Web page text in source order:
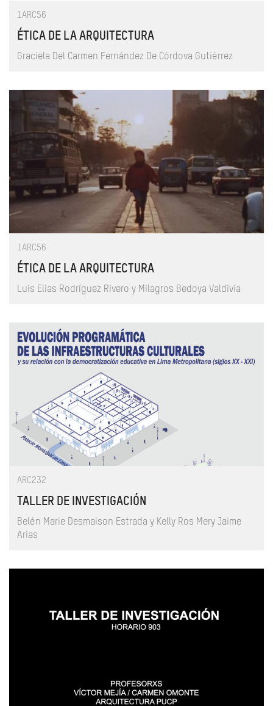
1ARC56
ÉTICA DE LA ARQUITECTURA
Graciela Del Carmen Fernández De Córdova Gutiérrez
1ARC56
ÉTICA DE LA ARQUITECTURA
Luis Elias Rodríguez Rivero y Milagros Bedoya Valdivia
ARC232
TALLER DE INVESTIGACIÓN
Belén Marie Desmaison Estrada y Kelly Ros Mery Jaime
Arias